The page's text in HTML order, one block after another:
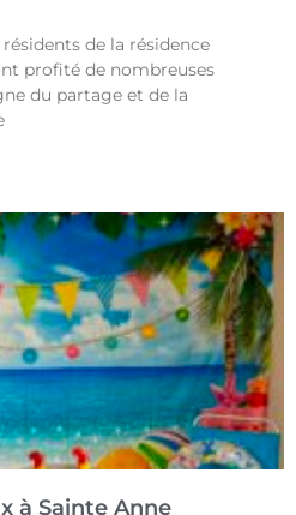
de la résidence
profité de nombreuses
du partage et de la
à Sainte Anne